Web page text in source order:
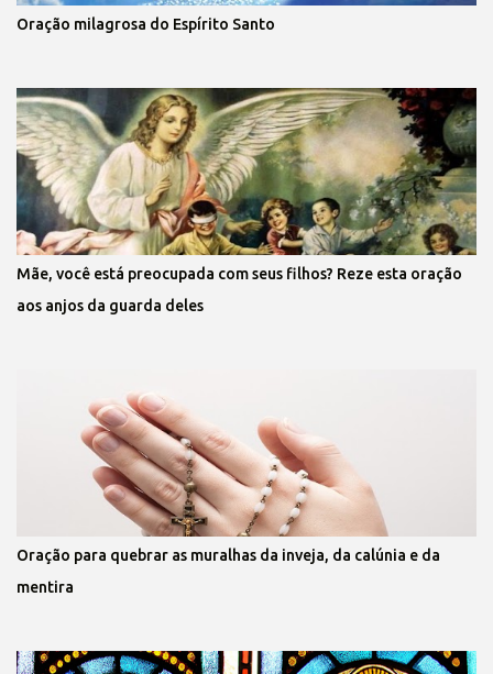
Oração milagrosa do Espírito Santo
Mãe, você está preocupada com seus filhos? Reze esta oração
aos anjos da guarda deles
Oração para quebrar as muralhas da inveja, da calúnia e da
mentira